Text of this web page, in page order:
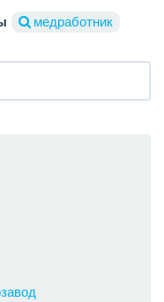
медработник